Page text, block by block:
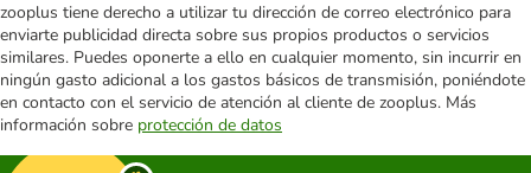
zooplus tiene derecho a utilizar tu dirección de correo electrónico para
enviarte publicidad directa sobre sus propios productos o servicios
similares. Puedes oponerte a ello en cualquier momento, sin incurrir en
ningún gasto adicional a los gastos básicos de transmisión, poniéndote
en contacto con el servicio de atención al cliente de zooplus. Más
información sobre protección de datos